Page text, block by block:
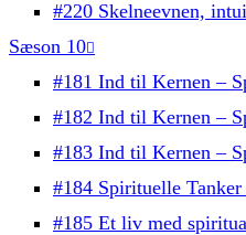
#220 Skelneevnen,
Sæson 10
#181 Ind til Kernen –
#182 Ind til Kernen –
#183 Ind til Kernen –
#184 Spirituelle
#185 Et liv med